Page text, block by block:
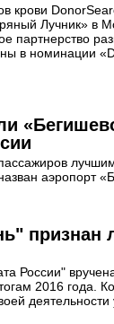
крови
Лучник» в
партнерство
в номинации
аэропорт
признан
России"
2016 года.
деятельности